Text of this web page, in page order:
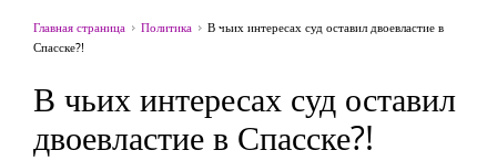
Главная страница Политика
В чьих интересах суд оставил двоевластие в
Спасске?!
В чьих интересах суд оставил
двоевластие в Спасске?!